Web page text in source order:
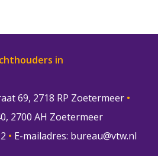
in
69, 2718 RP Zoetermeer •
2700 AH Zoetermeer
• E-mailadres: bureau@vtw.nl